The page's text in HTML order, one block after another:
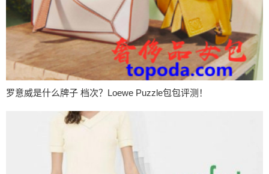
罗意威是什么牌子 档次？Loewe Puzzle包包评测！